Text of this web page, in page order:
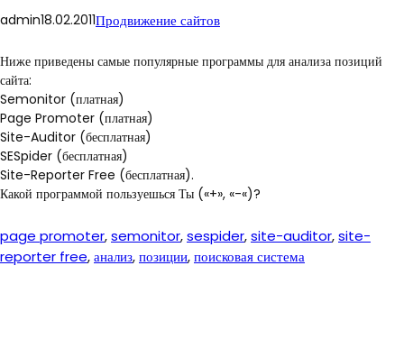
admin18.02.2011Продвижение сайтов
Ниже приведены самые популярные программы для анализа позиций
сайта:
Semonitor (платная)
Page Promoter (платная)
Site-Auditor (бесплатная)
SESpider (бесплатная)
Site-Reporter Free (бесплатная).
Какой программой пользуешься Ты («+», «-«)?
page promoter, semonitor, sespider, site-auditor, site-
reporter free, анализ, позиции, поисковая система